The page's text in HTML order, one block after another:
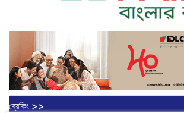
ব্রেকিং >>